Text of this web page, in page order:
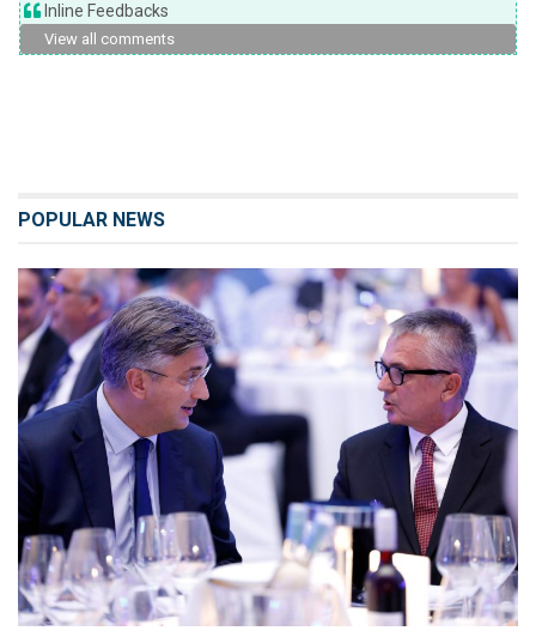
Inline Feedbacks
View all comments
POPULAR NEWS